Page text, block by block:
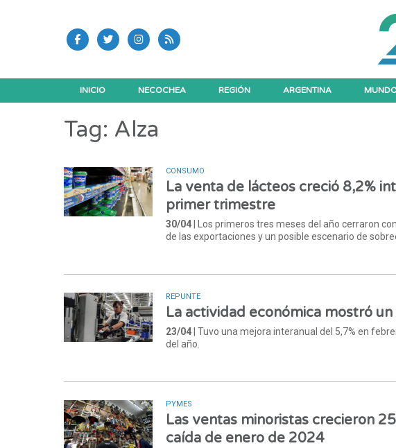
INICIO NECOCHEA REGIÓN ARGENTINA
Tag: Alza
CONSUMO
La venta de lácteos creció 8,2%
primer trimestre
30/04 | Los primeros tres meses del año cerraron
de las exportaciones y un posible escenario de
REPUNTE
La actividad económica mostró
23/04 | Tuvo una mejora interanual del 5,7% en
del año.
PYMES
Las ventas minoristas crecieron
caída de enero de 2024